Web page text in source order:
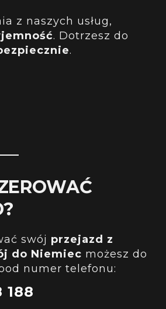
z naszych usług,
. Dotrzesz do
.
swój przejazd z
do Niemiec możesz do
numer telefonu:
188